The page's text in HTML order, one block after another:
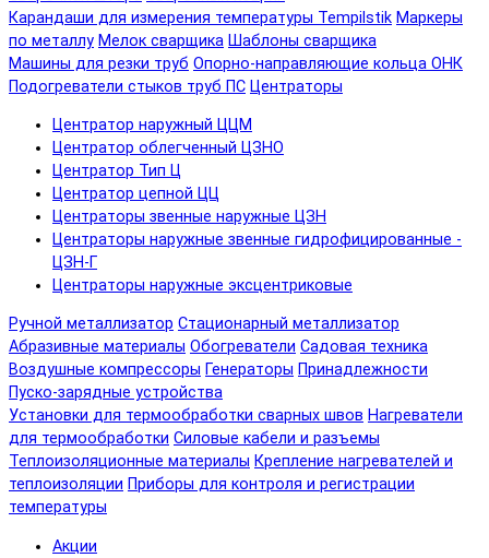
Карандаши для измерения температуры Tempilstik Маркеры
по металлу Мелок сварщика Шаблоны сварщика
Машины для резки труб Опорно-направляющие кольца ОНК
Подогреватели стыков труб ПС Центраторы
Центратор наружный ЦЦМ
Центратор облегченный ЦЗНО
Центратор Тип Ц
Центратор цепной ЦЦ
Центраторы звенные наружные ЦЗН
Центраторы наружные звенные гидрофицированные -
ЦЗН-Г
Центраторы наружные эксцентриковые
Ручной металлизатор Стационарный металлизатор
Абразивные материалы Обогреватели Садовая техника
Воздушные компрессоры Генераторы Принадлежности
Пуско-зарядные устройства
Установки для термообработки сварных швов Нагреватели
для термообработки Силовые кабели и разъемы
Теплоизоляционные материалы Крепление нагревателей и
теплоизоляции Приборы для контроля и регистрации
температуры
Акции